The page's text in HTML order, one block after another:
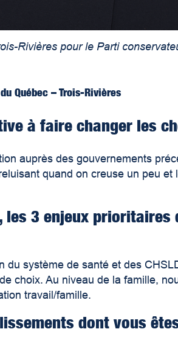
Rivières pour le Parti
Québec – Trois-Rivières
à faire changer les
auprès des gouvernements
quand on creuse un peu et
les 3 enjeux prioritaires
du système de santé et des
choix. Au niveau de la famille,
travail/famille.
dont vous